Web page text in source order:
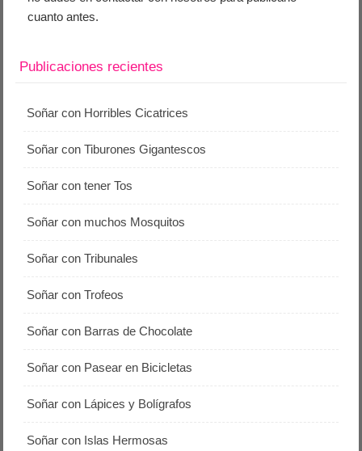
cuanto antes.
Publicaciones recientes
Soñar con Horribles Cicatrices
Soñar con Tiburones Gigantescos
Soñar con tener Tos
Soñar con muchos Mosquitos
Soñar con Tribunales
Soñar con Trofeos
Soñar con Barras de Chocolate
Soñar con Pasear en Bicicletas
Soñar con Lápices y Bolígrafos
Soñar con Islas Hermosas